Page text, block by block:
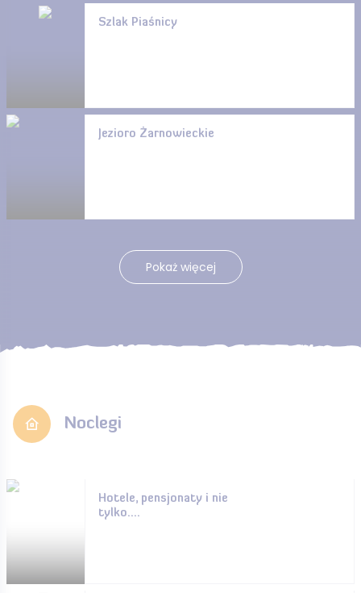
Szlak Piaśnicy
Jezioro Żarnowieckie
Pokaż więcej
Noclegi
Hotele, pensjonaty i nie
tylko....